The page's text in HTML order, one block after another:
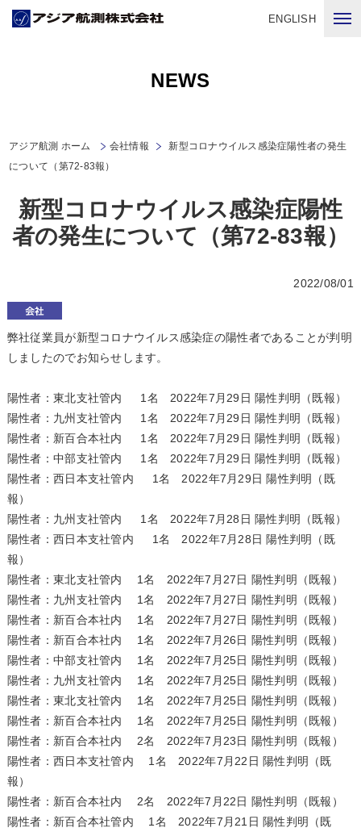
ENGLISH
NEWS
アジア航測 ホーム 会社情報
新型コロナウイルス感染症陽性者の発生
について（第72-83報）
新型コロナウイルス感染症陽性
者の発生について（第72-83報）
2022/08/01
弊社従業員が新型コロナウイルス感染症の陽性者であることが判明
しましたのでお知らせします。
陽性者：東北支社管内 1名 2022年7月29日 陽性判明（既報）
陽性者：九州支社管内 1名 2022年7月29日 陽性判明（既報）
陽性者：新百合本社内 1名 2022年7月29日 陽性判明（既報）
陽性者：中部支社管内 1名 2022年7月29日 陽性判明（既報）
陽性者：西日本支社管内 1名 2022年7月29日 陽性判明（既
報）
陽性者：九州支社管内 1名 2022年7月28日 陽性判明（既報）
陽性者：西日本支社管内 1名 2022年7月28日 陽性判明（既
報）
陽性者：東北支社管内 1名 2022年7月27日 陽性判明（既報）
陽性者：九州支社管内 1名 2022年7月27日 陽性判明（既報）
陽性者：新百合本社内 1名 2022年7月27日 陽性判明（既報）
陽性者：新百合本社内 1名 2022年7月26日 陽性判明（既報）
陽性者：中部支社管内 1名 2022年7月25日 陽性判明（既報）
陽性者：九州支社管内 1名 2022年7月25日 陽性判明（既報）
陽性者：東北支社管内 1名 2022年7月25日 陽性判明（既報）
陽性者：新百合本社内 1名 2022年7月25日 陽性判明（既報）
陽性者：新百合本社内 2名 2022年7月23日 陽性判明（既報）
陽性者：西日本支社管内 1名 2022年7月22日 陽性判明（既
報）
陽性者：新百合本社内 2名 2022年7月22日 陽性判明（既報）
陽性者：新百合本社管内 1名 2022年7月21日 陽性判明（既